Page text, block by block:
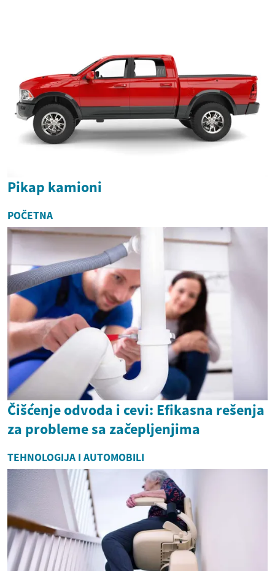
Pikap kamioni
POČETNA
Čišćenje odvoda i cevi: Efikasna rešenja
za probleme sa začepljenjima
TEHNOLOGIJA I AUTOMOBILI